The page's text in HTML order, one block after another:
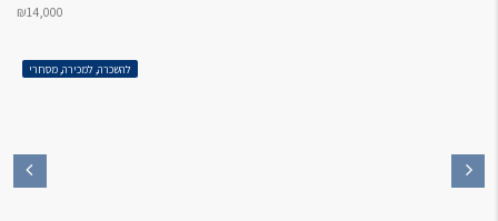
₪14,000
להשכרה, למכירה, מסחרי